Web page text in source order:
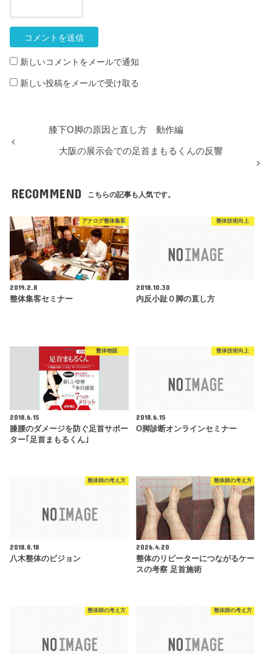
新しいコメントをメールで通知
新しい投稿をメールで受け取る
膝下O脚の原因と直し方 動作編
大阪の展示会での足首まもるくんの反響
RECOMMEND こちらの記事も人気です。
アナログ整体集客
2019.2.8
整体集客セミナー
整体技術向上
2018.10.30
内反小趾Ｏ脚の直し方
整体物販
2018.6.15
膝腰のダメージを防ぐ足首サポー
ター｢足首まもるくん｣
整体技術向上
2018.6.15
O脚診断オンラインセミナー
整体師の考え方
2018.8.18
八木整体のビジョン
整体師の考え方
2026.4.20
整体のリピーターにつながるケー
スの考察 足首施術
整体師の考え方 整体師の考え方